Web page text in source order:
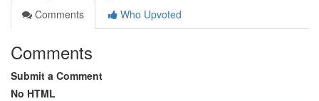
Comments
Who Upvoted
Comments
Submit a Comment
No HTML